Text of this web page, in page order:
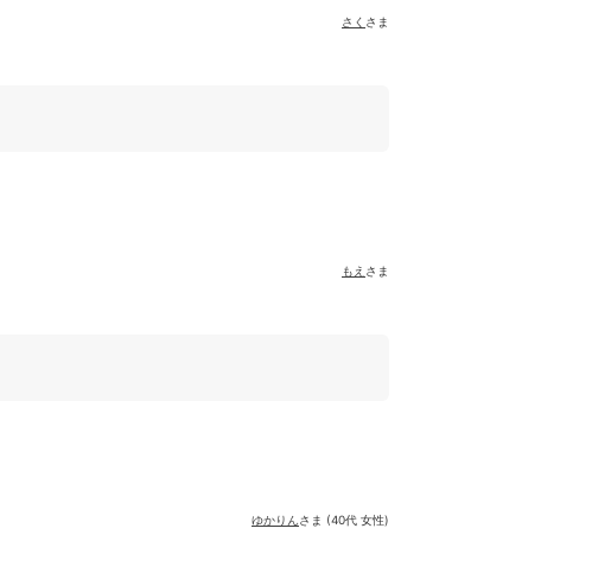
さく さま
もえ さま
ゆかりん さま (40代 女性)